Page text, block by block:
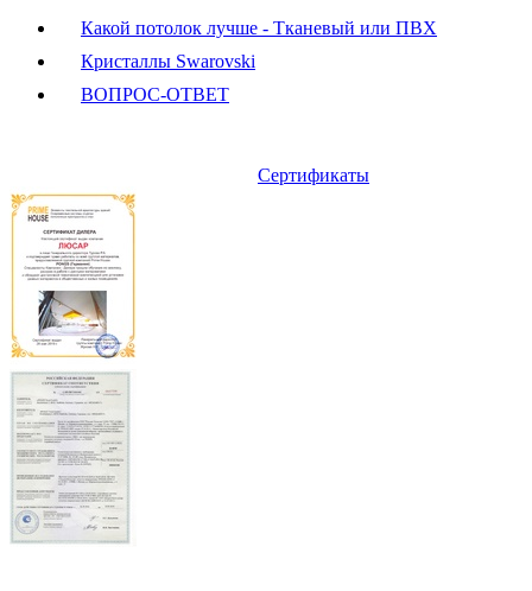
Какой потолок лучше - Тканевый или ПВХ
Кристаллы Swarovski
ВОПРОС-ОТВЕТ
Сертификаты